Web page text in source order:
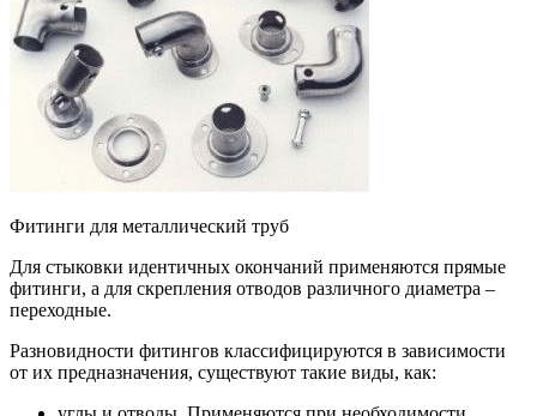
Фитинги для металлический труб
Для стыковки идентичных окончаний применяются прямые
фитинги, а для скрепления отводов различного диаметра –
переходные.
Разновидности фитингов классифицируются в зависимости
от их предназначения, существуют такие виды, как: